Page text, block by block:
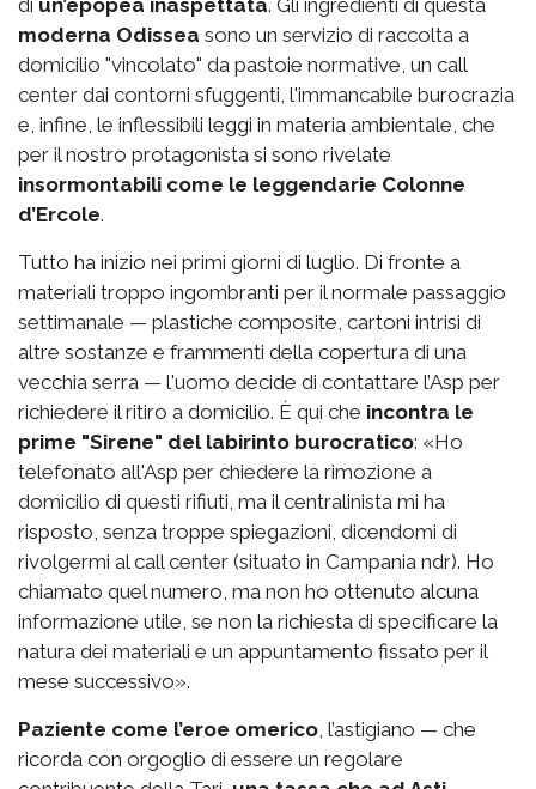
di un’epopea inaspettata. Gli ingredienti di questa
moderna Odissea sono un servizio di raccolta a
domicilio "vincolato" da pastoie normative, un call
center dai contorni sfuggenti, l'immancabile burocrazia
e, infine, le inflessibili leggi in materia ambientale, che
per il nostro protagonista si sono rivelate
insormontabili come le leggendarie Colonne
d’Ercole.
Tutto ha inizio nei primi giorni di luglio. Di fronte a
materiali troppo ingombranti per il normale passaggio
settimanale — plastiche composite, cartoni intrisi di
altre sostanze e frammenti della copertura di una
vecchia serra — l'uomo decide di contattare l’Asp per
richiedere il ritiro a domicilio. È qui che incontra le
prime "Sirene" del labirinto burocratico: «Ho
telefonato all'Asp per chiedere la rimozione a
domicilio di questi rifiuti, ma il centralinista mi ha
risposto, senza troppe spiegazioni, dicendomi di
rivolgermi al call center (situato in Campania ndr). Ho
chiamato quel numero, ma non ho ottenuto alcuna
informazione utile, se non la richiesta di specificare la
natura dei materiali e un appuntamento fissato per il
mese successivo».
Paziente come l’eroe omerico, l’astigiano — che
ricorda con orgoglio di essere un regolare